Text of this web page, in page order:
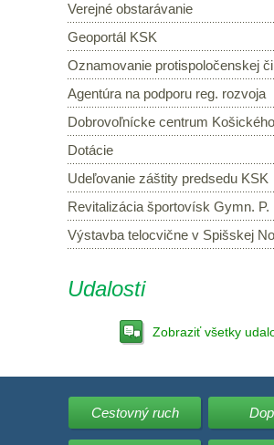
Verejné obstarávanie
Geoportál KSK
Oznamovanie protispoločenskej
Agentúra na podporu reg. rozvoja
Dobrovoľnícke centrum
Dotácie
Udeľovanie záštity predsedu KSK
Revitalizácia športovísk Gymn. P.
Výstavba telocvične v Spišskej
Udalosti
Zobraziť všetky
Cestovný ruch